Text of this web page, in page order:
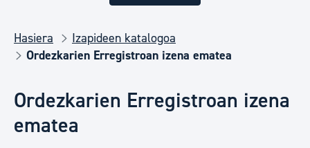
Hasiera
Izapideen katalogoa
Ordezkarien Erregistroan izena ematea
Ordezkarien Erregistroan izena
ematea